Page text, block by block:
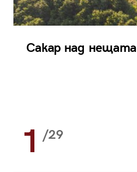
Сакар над нещата
1 /29